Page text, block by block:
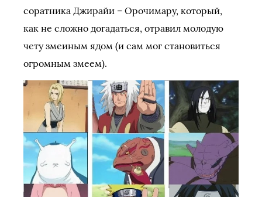
соратника Джирайи – Орочимару, который,
как не сложно догадаться, отравил молодую
чету змеиным ядом (и сам мог становиться
огромным змеем).